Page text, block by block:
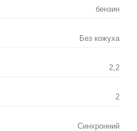
бензин
Без кожуха
2,2
2
Синхронний